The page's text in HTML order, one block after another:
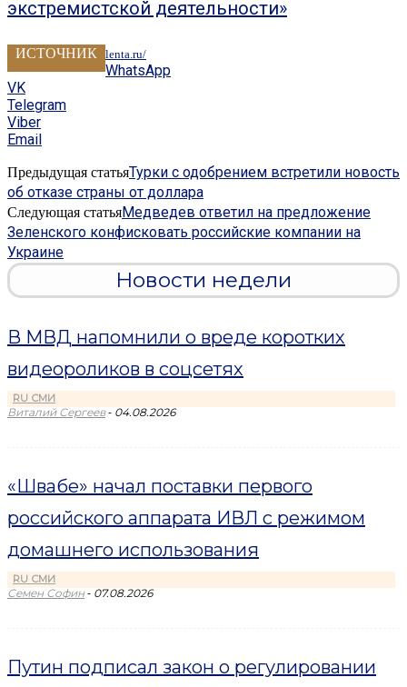
экстремистской деятельности»
ИСТОЧНИК lenta.ru/
WhatsApp
VK
Telegram
Viber
Email
Предыдущая статьяТурки с одобрением встретили новость
об отказе страны от доллара
Следующая статьяМедведев ответил на предложение
Зеленского конфисковать российские компании на
Украине
Новости недели
В МВД напомнили о вреде коротких
видеороликов в соцсетях
RU СМИ
Виталий Сергеев - 04.08.2026
«Швабе» начал поставки первого
российского аппарата ИВЛ с режимом
домашнего использования
RU СМИ
Семен Софин - 07.08.2026
Путин подписал закон о регулировании